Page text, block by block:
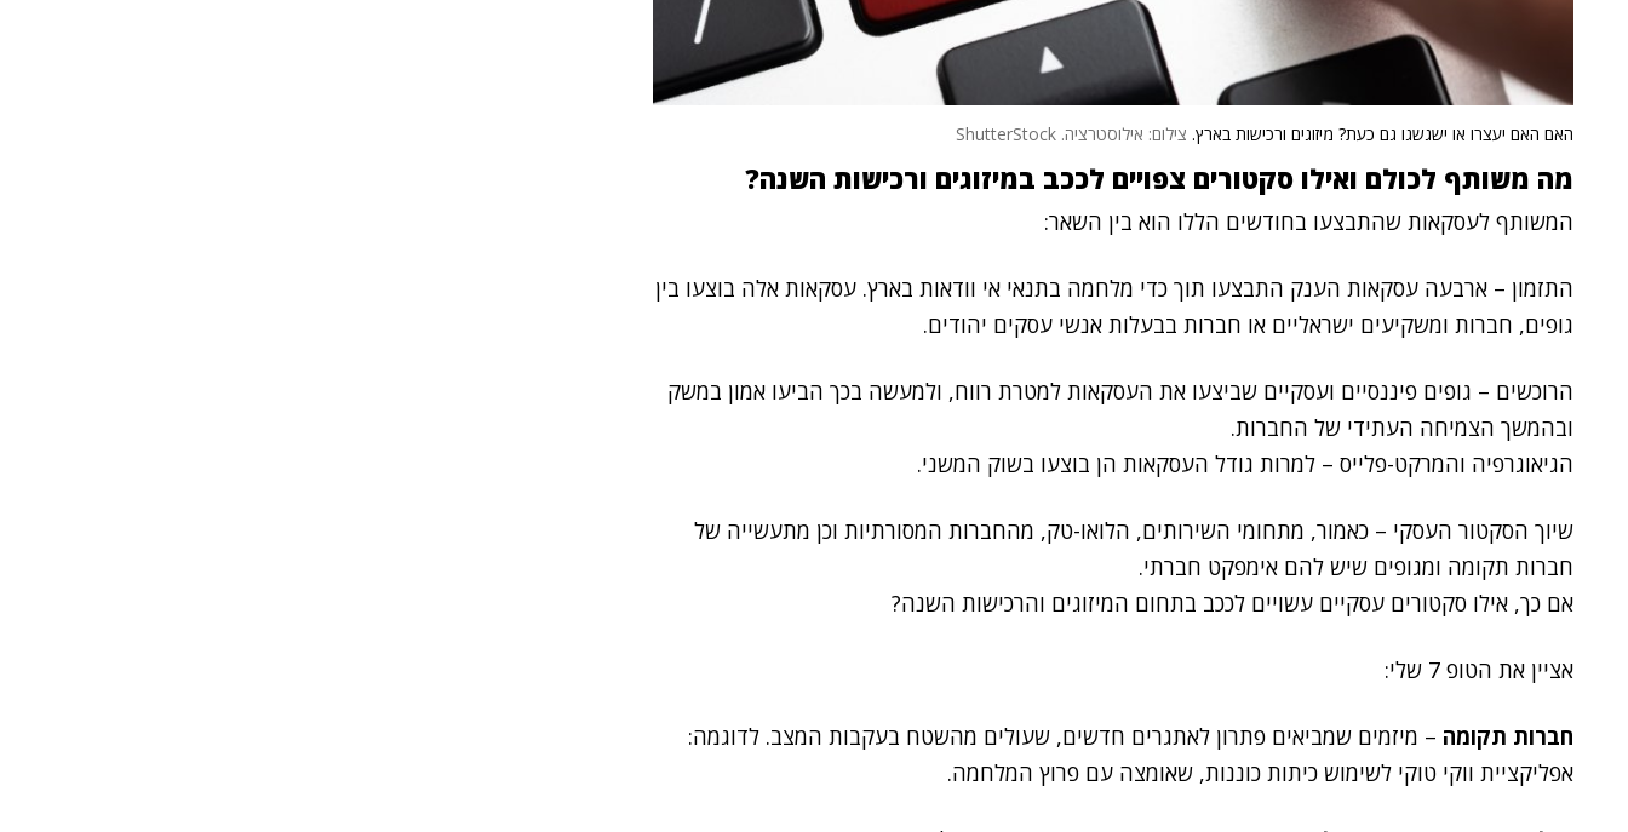
האם האם יעצרו או ישגשגו גם כעת? מיזוגים ורכישות בארץ. צילום: אילוסטרציה. ShutterStock
מה משותף לכולם ואילו סקטורים צפויים לככב במיזוגים ורכישות השנה?
המשותף לעסקאות שהתבצעו בחודשים הללו הוא בין השאר:
התזמון – ארבעה עסקאות הענק התבצעו תוך כדי מלחמה בתנאי אי וודאות בארץ. עסקאות אלה בוצעו בין
גופים, חברות ומשקיעים ישראליים או חברות בבעלות אנשי עסקים יהודים.
הרוכשים – גופים פיננסיים ועסקיים שביצעו את העסקאות למטרת רווח, ולמעשה בכך הביעו אמון במשק
ובהמשך הצמיחה העתידי של החברות.
הגיאוגרפיה והמרקט-פלייס – למרות גודל העסקאות הן בוצעו בשוק המשני.
שיוך הסקטור העסקי – כאמור, מתחומי השירותים, הלואו-טק, מהחברות המסורתיות וכן מתעשייה של
חברות תקומה ומגופים שיש להם אימפקט חברתי.
אם כך, אילו סקטורים עסקיים עשויים לככב בתחום המיזוגים והרכישות השנה?
אציין את הטופ 7 שלי:
חברות תקומה – מיזמים שמביאים פתרון לאתגרים חדשים, שעולים מהשטח בעקבות המצב. לדוגמה:
אפליקציית ווקי טוקי לשימוש כיתות כוננות, שאומצה עם פרוץ המלחמה.